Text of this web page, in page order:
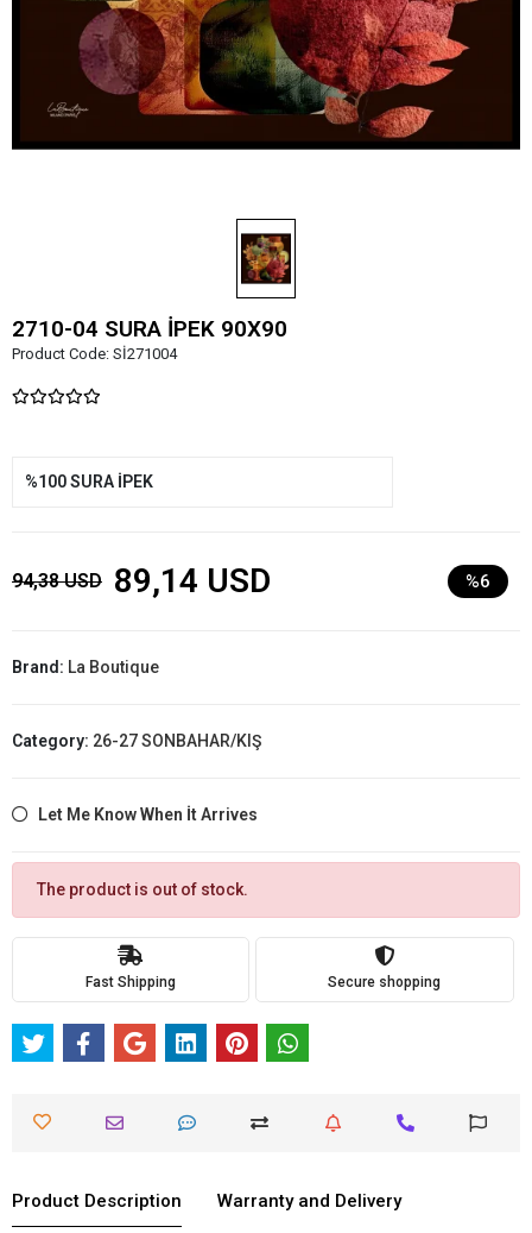
2710-04 SURA İPEK 90X90
Product Code: Sİ271004
%100 SURA İPEK
94,38 USD 89,14 USD %6
Brand: La Boutique
Category: 26-27 SONBAHAR/KIŞ
Let Me Know When İt Arrives
The product is out of stock.
Fast Shipping Secure shopping
Product Description Warranty and Delivery